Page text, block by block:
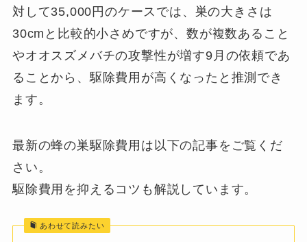
対して35,000円のケースでは、巣の大きさは
30cmと比較的小さめですが、数が複数あること
やオオスズメバチの攻撃性が増す9月の依頼であ
ることから、駆除費用が高くなったと推測でき
ます。
最新の蜂の巣駆除費用は以下の記事をご覧くだ
さい。
駆除費用を抑えるコツも解説しています。
あわせて読みたい